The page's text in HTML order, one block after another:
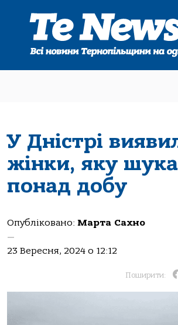
У Дністрі
жінки, яку
понад добу
Опубліковано: Марта Сахно
—
23 Вересня, 2024 о 12:12
Поширити: